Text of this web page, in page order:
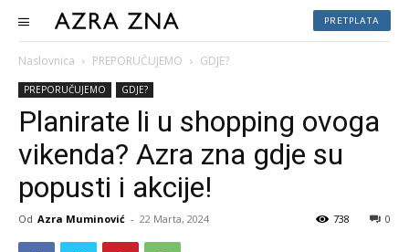
PRETPLATA
Naslovnica PREPORUČUJEMO GDJE?
PREPORUČUJEMO GDJE?
Planirate li u shopping ovoga
vikenda? Azra zna gdje su
popusti i akcije!
Od Azra Muminović - 22 Marta, 2024 0
738